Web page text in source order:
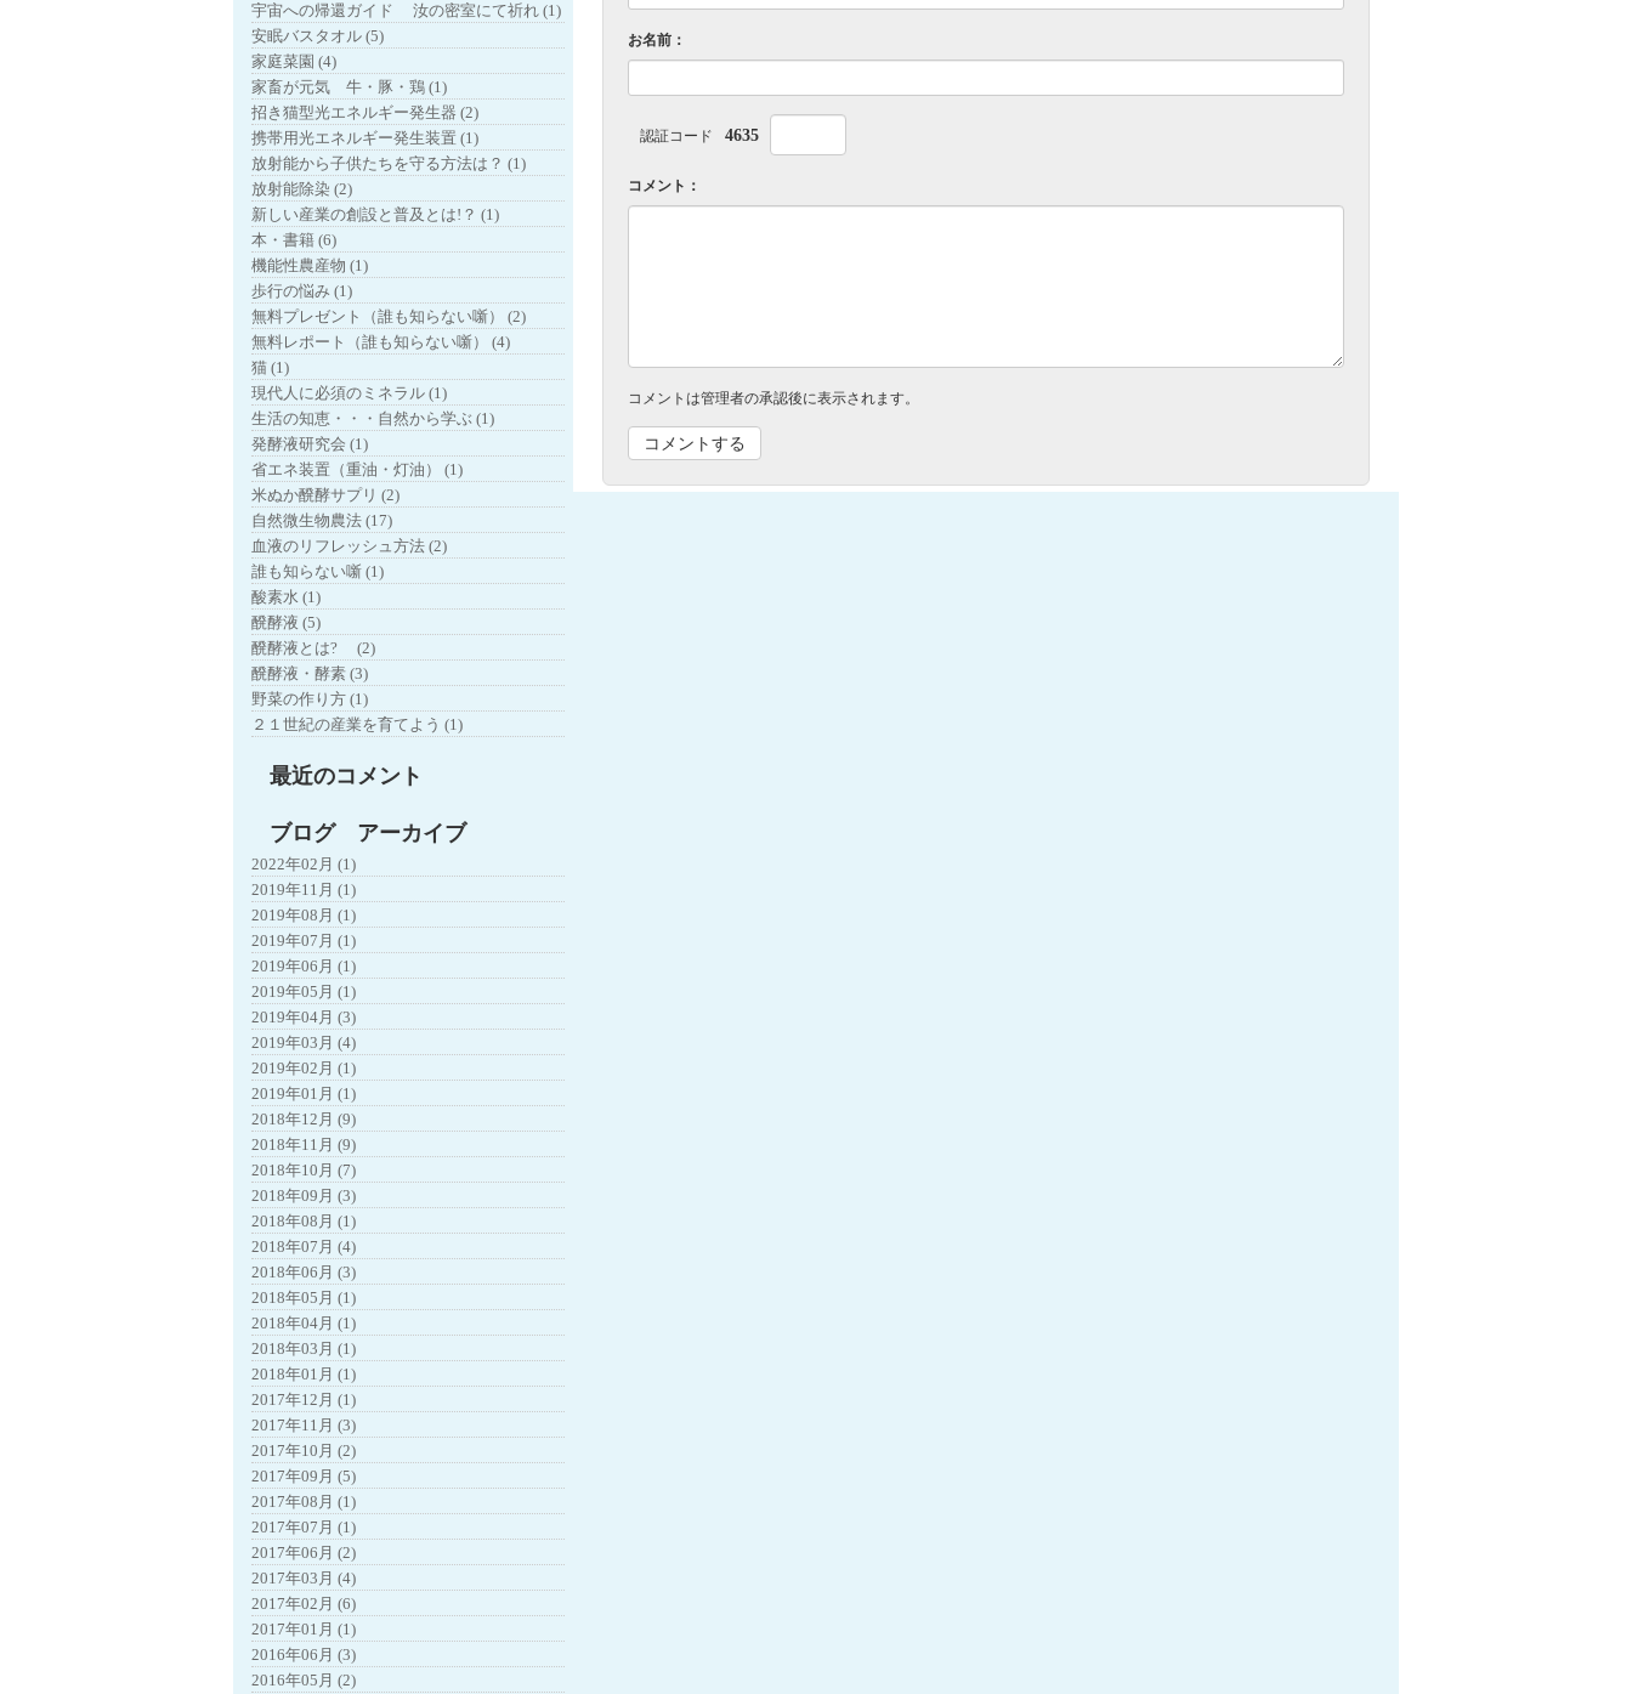
お名前：
認証コード 4635
コメント：
コメントは管理者の承認後に表示されます。
宇宙への帰還ガイド 汝の密室にて祈れ (1)
安眠バスタオル (5)
家庭菜園 (4)
家畜が元気 牛・豚・鶏 (1)
招き猫型光エネルギー発生器 (2)
携帯用光エネルギー発生装置 (1)
放射能から子供たちを守る方法は？ (1)
放射能除染 (2)
新しい産業の創設と普及とは!？ (1)
本・書籍 (6)
機能性農産物 (1)
歩行の悩み (1)
無料プレゼント（誰も知らない噺） (2)
無料レポート（誰も知らない噺） (4)
猫 (1)
現代人に必須のミネラル (1)
生活の知恵・・・自然から学ぶ (1)
発酵液研究会 (1)
省エネ装置（重油・灯油） (1)
米ぬか醗酵サプリ (2)
自然微生物農法 (17)
血液のリフレッシュ方法 (2)
誰も知らない噺 (1)
酸素水 (1)
醗酵液 (5)
醗酵液とは? (2)
醗酵液・酵素 (3)
野菜の作り方 (1)
２１世紀の産業を育てよう (1)
最近のコメント
ブログ アーカイブ
2022年02月 (1)
2019年11月 (1)
2019年08月 (1)
2019年07月 (1)
2019年06月 (1)
2019年05月 (1)
2019年04月 (3)
2019年03月 (4)
2019年02月 (1)
2019年01月 (1)
2018年12月 (9)
2018年11月 (9)
2018年10月 (7)
2018年09月 (3)
2018年08月 (1)
2018年07月 (4)
2018年06月 (3)
2018年05月 (1)
2018年04月 (1)
2018年03月 (1)
2018年01月 (1)
2017年12月 (1)
2017年11月 (3)
2017年10月 (2)
2017年09月 (5)
2017年08月 (1)
2017年07月 (1)
2017年06月 (2)
2017年03月 (4)
2017年02月 (6)
2017年01月 (1)
2016年06月 (3)
2016年05月 (2)